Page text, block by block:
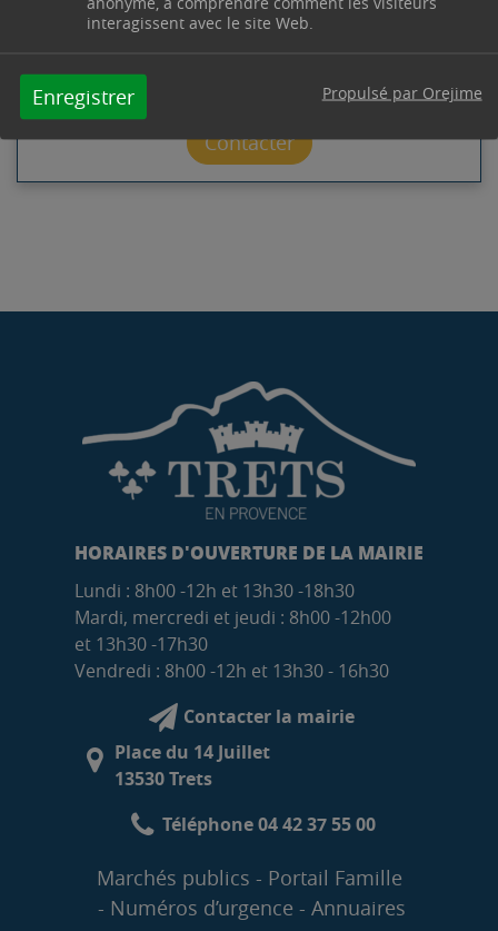
interagissent avec le site Web.
Enregistrer Propulsé par Orejime
Télephone : 04 42 37 55 18
16h30 - Fermé le jeudi - urba02@trets.fr
Contacter par mail
Contacter
HORAIRES D'OUVERTURE DE LA MAIRIE
Lundi : 8h00 -12h et 13h30 -18h30
Mardi, mercredi et jeudi : 8h00 -12h00
et 13h30 -17h30
Vendredi : 8h00 -12h et 13h30 - 16h30
Contacter la mairie
Place du 14 Juillet
13530 Trets
Téléphone 04 42 37 55 00
Marchés publics
Portail Famille
Numéros d’urgence
Annuaires